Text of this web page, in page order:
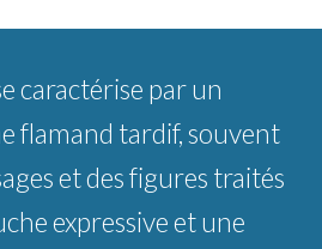
caractérise par un
flamand tardif, souvent
et des figures traités
expressive et une